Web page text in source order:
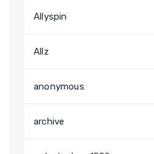
Allyspin
Allz
anonymous
archive